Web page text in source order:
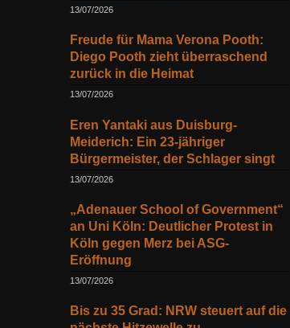
13/07/2026
Freude für Mama Verona Pooth:
Diego Pooth zieht überraschend
zurück in die Heimat
13/07/2026
Eren Yantaki aus Duisburg-
Meiderich: Ein 23-jähriger
Bürgermeister, der Schlager singt
13/07/2026
„Adenauer School of Government“
an Uni Köln: Deutlicher Protest in
Köln gegen Merz bei ASG-
Eröffnung
13/07/2026
Bis zu 35 Grad: NRW steuert auf die